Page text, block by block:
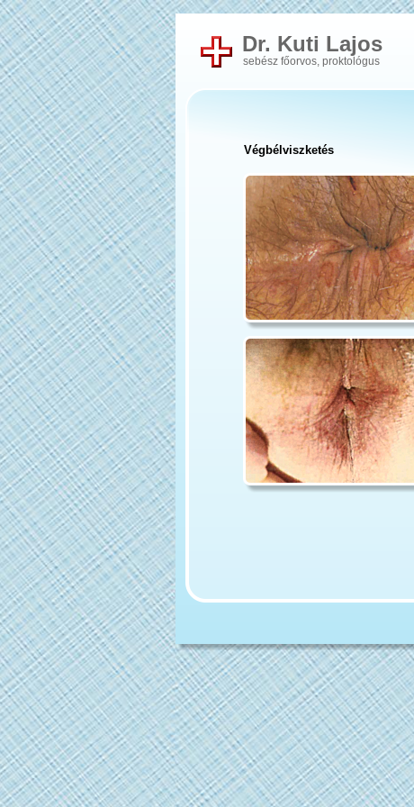
Dr. Kuti Lajos
sebész főorvos, proktológus
Végbélviszketés